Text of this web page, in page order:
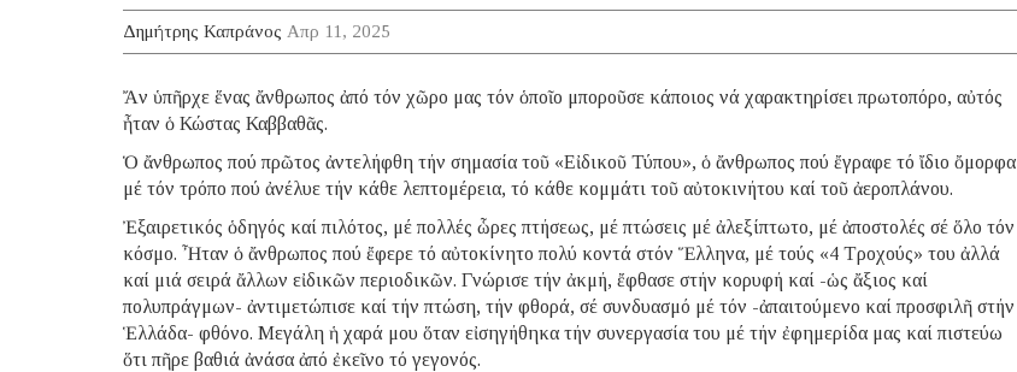
Δημήτρης Καπράνος Απρ 11, 2025
Ἄν ὑπῆρχε ἕνας ἄνθρωπος ἀπό τόν χῶρο μας τόν ὁποῖο μποροῦσε κάποιος νά χαρακτηρίσει πρωτοπόρο, αὐτός
ἦταν ὁ Κώστας Καββαθᾶς.
Ὁ ἄνθρωπος πού πρῶτος ἀντελήφθη τήν σημασία τοῦ «Εἰδικοῦ Τύπου», ὁ ἄνθρωπος πού ἔγραφε τό ἴδιο ὄμορφα
μέ τόν τρόπο πού ἀνέλυε τήν κάθε λεπτομέρεια, τό κάθε κομμάτι τοῦ αὐτοκινήτου καί τοῦ ἀεροπλάνου.
Ἐξαιρετικός ὁδηγός καί πιλότος, μέ πολλές ὧρες πτήσεως, μέ πτώσεις μέ ἀλεξίπτωτο, μέ ἀποστολές σέ ὅλο τόν
κόσμο. Ἦταν ὁ ἄνθρωπος πού ἔφερε τό αὐτοκίνητο πολύ κοντά στόν Ἕλληνα, μέ τούς «4 Τροχούς» του ἀλλά
καί μιά σειρά ἄλλων εἰδικῶν περιοδικῶν. Γνώρισε τήν ἀκμή, ἔφθασε στήν κορυφή καί -ὡς ἄξιος καί
πολυπράγμων- ἀντιμετώπισε καί τήν πτώση, τήν φθορά, σέ συνδυασμό μέ τόν -ἀπαιτούμενο καί προσφιλῆ στήν
Ἑλλάδα- φθόνο. Μεγάλη ἡ χαρά μου ὅταν εἰσηγήθηκα τήν συνεργασία του μέ τήν ἐφημερίδα μας καί πιστεύω
ὅτι πῆρε βαθιά ἀνάσα ἀπό ἐκεῖνο τό γεγονός.